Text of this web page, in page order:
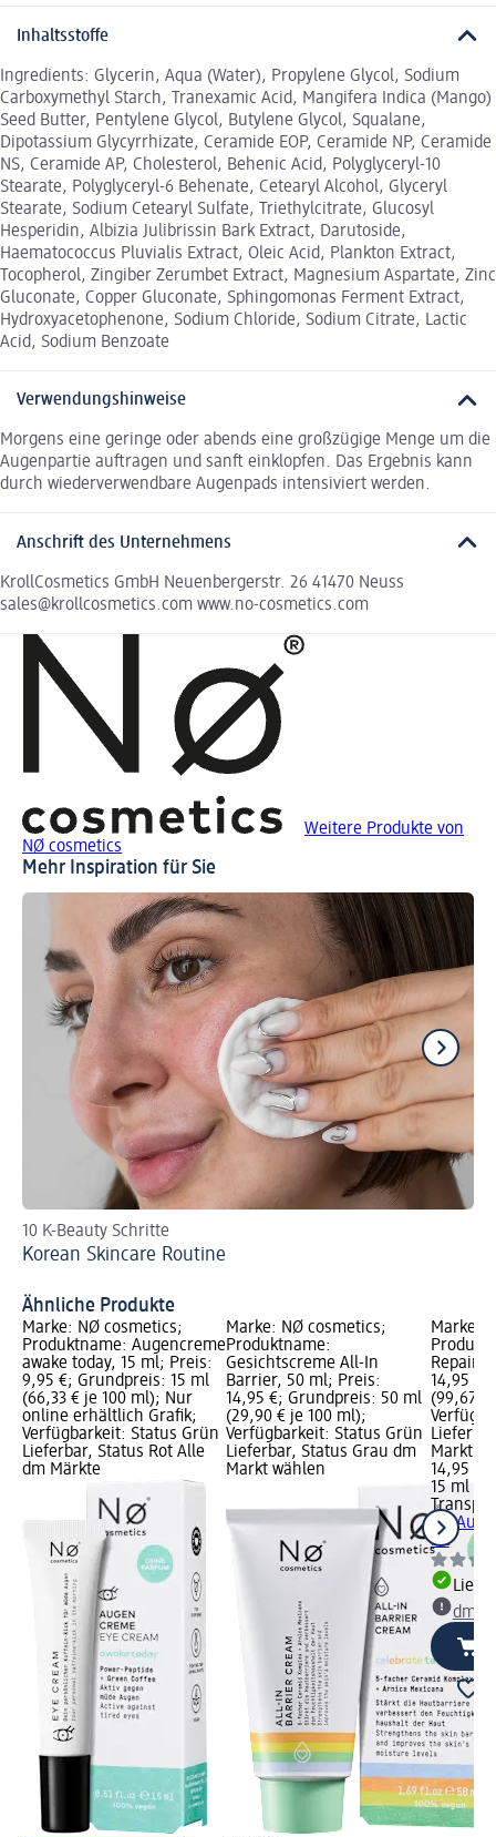
Inhaltsstoffe
Ingredients: Glycerin, Aqua (Water), Propylene Glycol, Sodium
Carboxymethyl Starch, Tranexamic Acid, Mangifera Indica (Mango)
Seed Butter, Pentylene Glycol, Butylene Glycol, Squalane,
Dipotassium Glycyrrhizate, Ceramide EOP, Ceramide NP, Ceramide
NS, Ceramide AP, Cholesterol, Behenic Acid, Polyglyceryl-10
Stearate, Polyglyceryl-6 Behenate, Cetearyl Alcohol, Glyceryl
Stearate, Sodium Cetearyl Sulfate, Triethylcitrate, Glucosyl
Hesperidin, Albizia Julibrissin Bark Extract, Darutoside,
Haematococcus Pluvialis Extract, Oleic Acid, Plankton Extract,
Tocopherol, Zingiber Zerumbet Extract, Magnesium Aspartate, Zinc
Gluconate, Copper Gluconate, Sphingomonas Ferment Extract,
Hydroxyacetophenone, Sodium Chloride, Sodium Citrate, Lactic
Acid, Sodium Benzoate
Verwendungshinweise
Morgens eine geringe oder abends eine großzügige Menge um die
Augenpartie auftragen und sanft einklopfen. Das Ergebnis kann
durch wiederverwendbare Augenpads intensiviert werden.
Anschrift des Unternehmens
KrollCosmetics GmbH Neuenbergerstr. 26 41470 Neuss
sales@krollcosmetics.com www.no-cosmetics.com
Weitere Produkte von
NØ cosmetics
Mehr Inspiration für Sie
10 K-Beauty Schritte
Korean Skincare Routine
Ähnliche Produkte
Marke: NØ cosmetics;
Produktname: Augencreme
awake today, 15 ml; Preis:
9,95 €; Grundpreis: 15 ml
(66,33 € je 100 ml); Nur
online erhältlich Grafik;
Verfügbarkeit: Status Grün
Lieferbar, Status Rot Alle
dm Märkte
Marke: NØ cosmetics;
Produktname:
Gesichtscreme All-In
Barrier, 50 ml; Preis:
14,95 €; Grundpreis: 50 ml
(29,90 € je 100 ml);
Verfügbarkeit: Status Grün
Lieferbar, Status Grau dm
Markt wählen
Marke:
Repair,
14,95 €;
(99,67 €
Markt
14,95 €
15 ml
Lab
ml
dm